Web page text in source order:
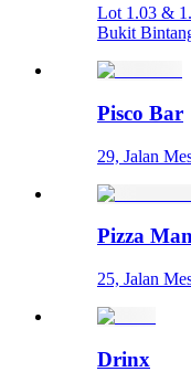
Lot 1.03 &
Bukit
Pisco Bar
29, Jalan
Pizza
25, Jalan
Drinx